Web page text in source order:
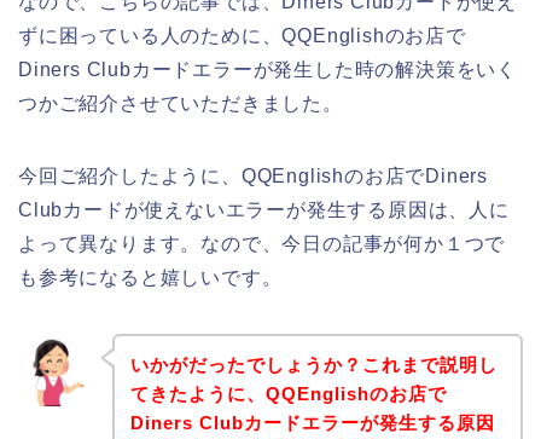
ずに困っている人のために、QQEnglishのお店で
Diners Clubカードエラーが発生した時の解決策をいく
つかご紹介させていただきました。
今回ご紹介したように、QQEnglishのお店でDiners
Clubカードが使えないエラーが発生する原因は、人に
よって異なります。なので、今日の記事が何か１つで
も参考になると嬉しいです。
いかがだったでしょうか？これまで説明し
てきたように、QQEnglishのお店で
Diners Clubカードエラーが発生する原因